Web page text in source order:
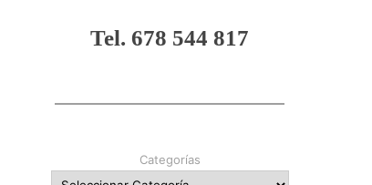
Tel. 678 544 817
Categorías